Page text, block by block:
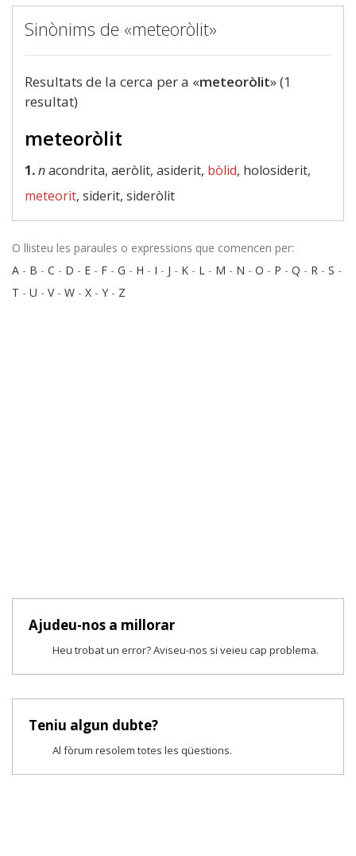
Sinònims de «meteoròlit»
Resultats de la cerca per a «meteoròlit» (1
resultat)
meteoròlit
1.nacondrita, aeròlit, asiderit, bòlid, holosiderit,
meteorit, siderit, sideròlit
O llisteu les paraules o expressions que comencen per:
A - B - C - D - E - F - G - H - I - J - K - L - M - N - O - P - Q - R - S -
T - U - V- W - X - Y - Z
Ajudeu-nos a millorar
Heu trobat un error? Aviseu-nos si veieu cap problema.
Teniu algun dubte?
Al fòrum resolem totes les qüestions.